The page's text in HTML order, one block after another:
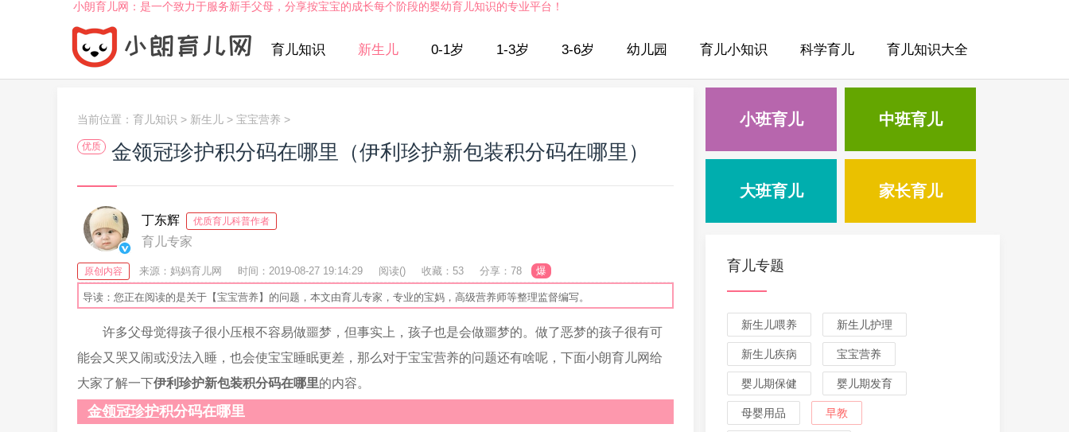
小朗育儿网：是一个致力于服务新手父母，分享按宝宝的成长每个阶段的婴幼育儿知识的专业平台！
育儿知识 新生儿 0-1岁 1-3岁 3-6岁 幼儿园 育儿小知识 科学育儿 育儿知识大全
当前位置： 育儿知识 > 新生儿 > 宝宝营养 >
优质 金领冠珍护积分码在哪里（伊利珍护新包装积分码在哪里）
丁东辉 优质育儿科普作者
育儿专家
原创内容 来源：妈妈育儿网 时间：2019-08-27 19:14:29 阅读() 收藏：53 分享：78 爆
导读：您正在阅读的是关于【宝宝营养】的问题，本文由育儿专家，专业的宝妈，高级营养师等整理监督编写。
许多父母觉得孩子很小压根不容易做噩梦，但事实上，孩子也是会做噩梦的。做了恶梦的孩子很有可
能会又哭又闹或没法入睡，也会使宝宝睡眠更差，那么对于宝宝营养的问题还有啥呢，下面小朗育儿网给
大家了解一下伊利珍护新包装积分码在哪里的内容。
金领冠珍护积分码在哪里
小班育儿 中班育儿
大班育儿 家长育儿
育儿专题
新生儿喂养 新生儿护理
新生儿疾病 宝宝营养
婴儿期保健 婴儿期发育
母婴用品 早教